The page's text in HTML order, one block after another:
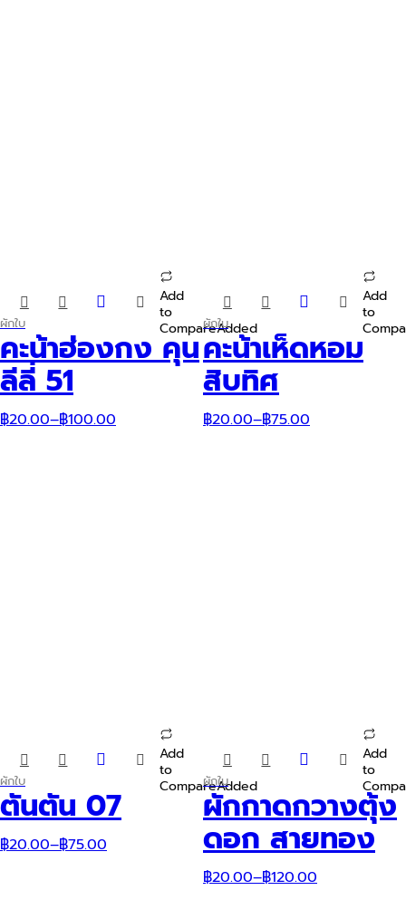
Add
to
CompareAdded
This
product
has
multiple
variants.
The
options
may
be
ผักใบ
คะน้าฮ่องกง คุน
ลีลี่ 51
฿20.00–฿100.00
Add
to
This
product
has
multiple
variants.
The
options
may
be
ผักใบ
คะน้าเห็ดหอม
สิบทิศ
฿20.00–฿75.00
Add
to
CompareAdded
This
product
has
multiple
variants.
The
options
ผักใบ
ตันตัน 07
฿20.00–฿75.00
Add
to
This
product
has
multiple
variants.
The
options
may
be
ผักใบ
ผักกาดกวางตุ้ง
ดอก สายทอง
฿20.00–฿120.00